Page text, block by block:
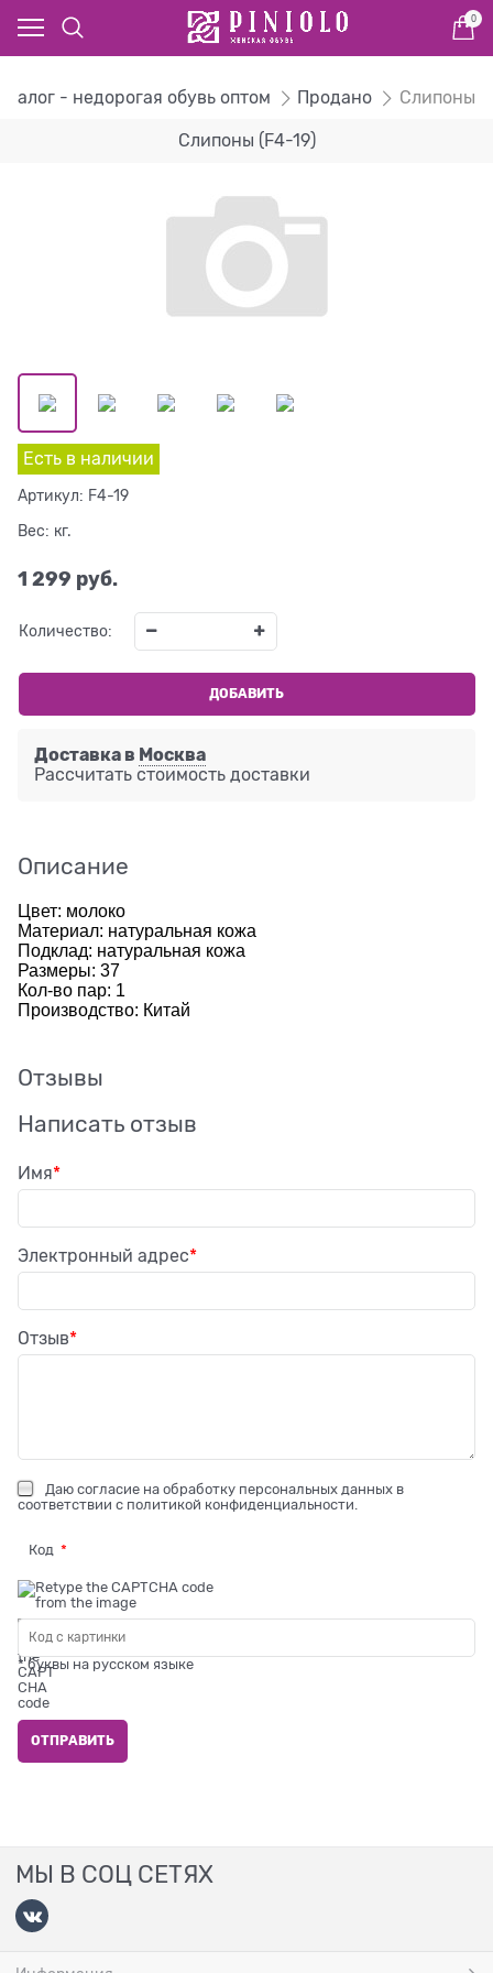
0
- недорогая обувь оптом Продано Слипоны
Слипоны (F4-19)
Есть в наличии
Артикул: F4-19
Вес: кг.
1 299 руб.
Количество:
ДОБАВИТЬ
Доставка в Москва
Рассчитать стоимость доставки
Описание
Цвет: молоко
Материал: натуральная кожа
Подклад: натуральная кожа
Размеры: 37
Кол-во пар: 1
Производство: Китай
Отзывы
Написать отзыв
Имя
Электронный адрес
Отзыв
Даю согласие на обработку персональных данных в
соответствии с политикой конфиденциальности
Код
* буквы на русском языке
МЫ В СОЦ СЕТЯХ